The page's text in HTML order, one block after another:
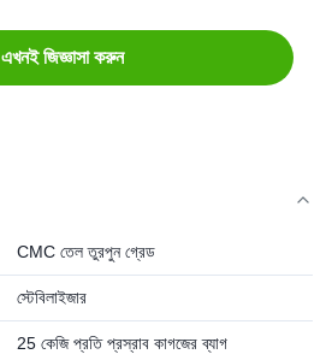
এখনই জিজ্ঞাসা করুন
CMC তেল তুরপুন গ্রেড
স্টেবিলাইজার
25 কেজি প্রতি প্রস্রাব কাগজের ব্যাগ